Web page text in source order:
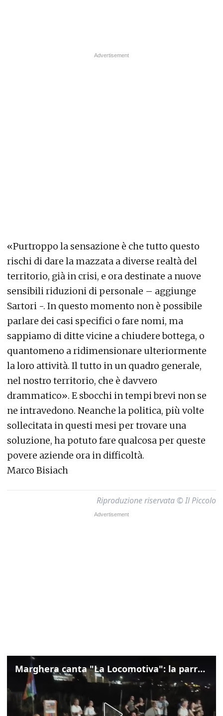
«Purtroppo la sensazione è che tutto questo
rischi di dare la mazzata a diverse realtà del
territorio, già in crisi, e ora destinate a nuove
sensibili riduzioni di personale – aggiunge
Sartori -. In questo momento non è possibile
parlare dei casi specifici o fare nomi, ma
sappiamo di ditte vicine a chiudere bottega, o
quantomeno a ridimensionare ulteriormente
la loro attività. Il tutto in un quadro generale,
nel nostro territorio, che è davvero
drammatico». E sbocchi in tempi brevi non se
ne intravedono. Neanche la politica, più volte
sollecitata in questi mesi per trovare una
soluzione, ha potuto fare qualcosa per queste
povere aziende ora in difficoltà.
Marco Bisiach
Riproduzione riservata © Il Piccolo
Marghera canta "La Locomotiva": la parrocchia della Cita ricorda Guccini